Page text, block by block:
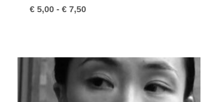
€ 5,00 - € 7,50
Prijsklasse:
€ 25,00
tot
€ 65,00